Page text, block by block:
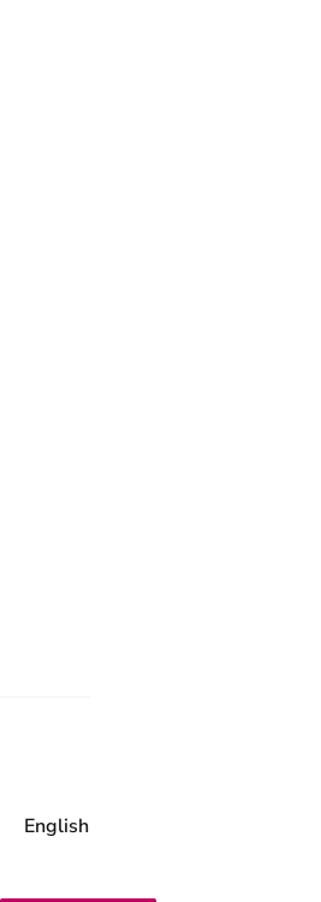
via X - U verlaat
via Facebook - U
via e-mail
dit nieuwsbericht via LinkedIn - U
English